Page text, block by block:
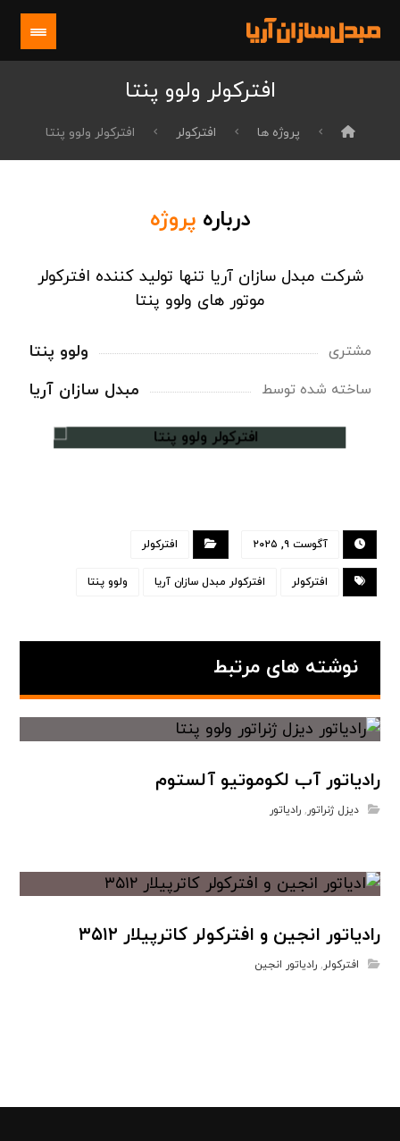
افترکولر ولوو پنتا
پروژه ها افترکولر افترکولر ولوو پنتا
درباره پروژه
شرکت مبدل سازان آریا تنها تولید کننده افترکولر
موتور های ولوو پنتا
مشتری ولوو پنتا
ساخته شده توسط مبدل سازان آریا
آگوست ۹, ۲۰۲۵ افترکولر
افترکولر افترکولر مبدل سازان آریا ولوو پنتا
نوشته های مرتبط
رادیاتور آب لکوموتیو آلستوم
دیزل ژنراتور,رادیاتور
رادیاتور انجین و افترکولر کاترپیلار ۳۵۱۲
افترکولر,رادیاتور انجین